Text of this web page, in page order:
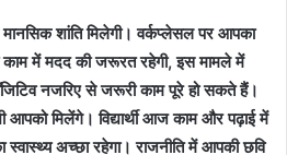
शांति मिलेगी। वर्कप्लेसल पर आपका
में मदद की जरूरत रहेगी, इस मामले में
नजरिए से जरूरी काम पूरे हो सकते हैं।
मिलेंगे। विद्यार्थी आज काम और पढ़ाई में
अच्छा रहेगा। राजनीति में आपकी छवि